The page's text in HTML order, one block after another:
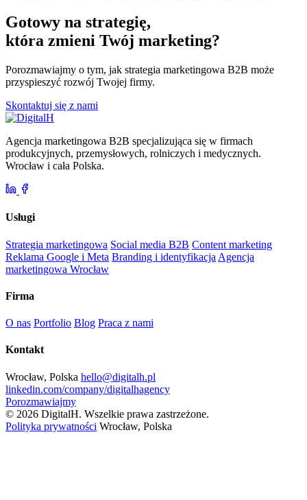
Gotowy na strategię,
która zmieni Twój marketing?
Porozmawiajmy o tym, jak strategia marketingowa B2B może
przyspieszyć rozwój Twojej firmy.
Skontaktuj się z nami
Agencja marketingowa B2B specjalizująca się w firmach
produkcyjnych, przemysłowych, rolniczych i medycznych.
Wrocław i cała Polska.
Usługi
Strategia marketingowa Social media B2B Content marketing
Reklama Google i Meta Branding i identyfikacja Agencja
marketingowa Wrocław
Firma
O nas Portfolio Blog Praca z nami
Kontakt
Wrocław, Polska hello@digitalh.pl
linkedin.com/company/digitalhagency
Porozmawiajmy
© 2026 DigitalH. Wszelkie prawa zastrzeżone.
Polityka prywatności Wrocław, Polska